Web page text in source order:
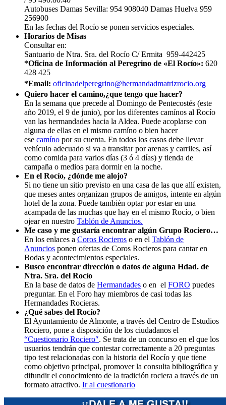
Autobuses Damas Sevilla: 954 908040 Damas Huelva 959
256900
En las fechas del Rocío se ponen servicios especiales.
Horarios de Misas
Consultar en:
Santuario de Ntra. Sra. del Rocío C/ Ermita 959-442425
*Oficina de Información al Peregrino de «El Rocío»: 620
428 425
*Email: oficinadelperegrino@hermandadmatrizrocio.org
Quiero hacer el camino,¿que tengo que hacer?
En la semana que precede al Domingo de Pentecostés (este
año 2019, el 9 de junio), por los diferentes camínos al Rocío
van las hermandades hacia la Aldea. Puede acoplarse con
alguna de ellas en el mismo camíno o bien hacer
ese camíno por su cuenta. En todos los casos debe llevar
vehículo adecuado si va a transitar por arenas y carriles, así
como comida para varios días (3 ó 4 días) y tienda de
campaña o medios para dormir en la noche.
En el Rocío, ¿dónde me alojo?
Si no tiene un sitio previsto en una casa de las que allí existen,
que meses antes organizan grupos de amigos, intente en algún
hotel de la zona. Puede también optar por estar en una
acampada de las muchas que hay en el mismo Rocío, o bien
ojear en nuestro Tablón de Anuncios.
Me caso y me gustaría encontrar algún Grupo Rociero…
En los enlaces a Coros Rocieros o en el Tablón de
Anuncios ponen ofertas de Coros Rocieros para cantar en
Bodas y acontecimientos especiales.
Busco encontrar dirección o datos de alguna Hdad. de
Ntra. Sra. del Rocío
En la base de datos de Hermandades o en el FORO puedes
preguntar. En el Foro hay miembros de casi todas las
Hermandades Rocieras.
¿Qué sabes del Rocío?
El Ayuntamiento de Almonte, a través del Centro de Estudios
Rociero, pone a disposición de los ciudadanos el
“Cuestionario Rociero″. Se trata de un concurso en el que los
usuarios tendrán que contestar correctamente a 20 preguntas
tipo test relacionadas con la historia del Rocío y que tiene
como objetivo principal, promover la consulta bibliográfica y
difundir el conocimiento de la tradición rociera a través de un
formato atractivo. Ir al cuestionario